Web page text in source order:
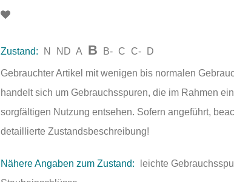
Zustand: N ND A B B- C C- D
Gebrauchter Artikel mit wenigen bis normalen
handelt sich um Gebrauchsspuren, die im Rahmen
sorgfältigen Nutzung entsehen. Sofern angeführt,
detaillierte Zustandsbeschreibung!
Nähere Angaben zum Zustand:
leichte